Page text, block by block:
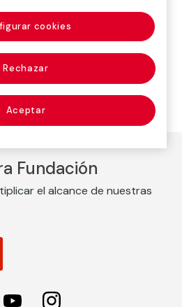
normalmente por una
industrial o comercial.
Fundación
el alcance de nuestras
Rechazar
Aceptar
cookies